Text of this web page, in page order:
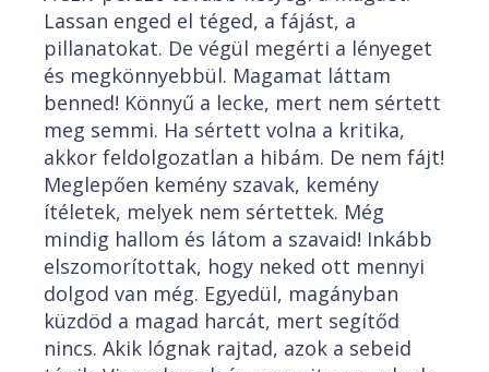
Lassan enged el téged, a fájást, a
pillanatokat. De végül megérti a lényeget
és megkönnyebbül. Magamat láttam
benned! Könnyű a lecke, mert nem sértett
meg semmi. Ha sértett volna a kritika,
akkor feldolgozatlan a hibám. De nem fájt!
Meglepően kemény szavak, kemény
ítéletek, melyek nem sértettek. Még
mindig hallom és látom a szavaid! Inkább
elszomorítottak, hogy neked ott mennyi
dolgod van még. Egyedül, magányban
küzdöd a magad harcát, mert segítőd
nincs. Akik lógnak rajtad, azok a sebeid